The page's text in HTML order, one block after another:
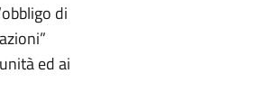
di
ed ai